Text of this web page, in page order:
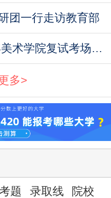
团一行走访教育部
中央民族大学2023年美术学院复试考场规则与考
多>
题 录取线 院校